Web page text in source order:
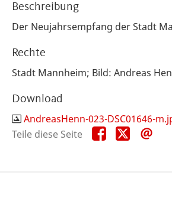
Beschreibung
Der Neujahrsempfang der Stadt
Rechte
Stadt Mannheim; Bild: Andreas
Download
AndreasHenn-023-DSC01646-
Teile diese Seite
Teile
diese
Teile
diese